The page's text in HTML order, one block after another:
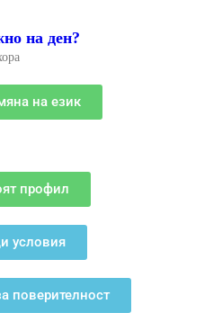
на ден?
на език
профил
условия
поверителност